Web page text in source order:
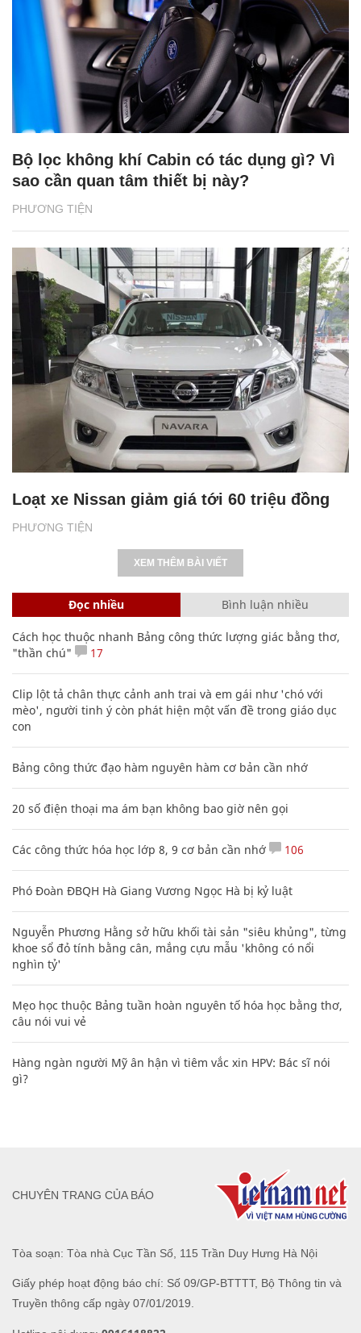
PHƯƠNG TIỆN
Bộ lọc không khí Cabin có tác dụng gì? Vì
sao cần quan tâm thiết bị này?
PHƯƠNG TIỆN
Loạt xe Nissan giảm giá tới 60 triệu đồng
XEM THÊM BÀI VIẾT
Đọc nhiều Bình luận nhiều
Cách học thuộc nhanh Bảng công thức lượng giác bằng thơ,
"thần chú"
17
Clip lột tả chân thực cảnh anh trai và em gái như 'chó với
mèo', người tinh ý còn phát hiện một vấn đề trong giáo dục
con
Bảng công thức đạo hàm nguyên hàm cơ bản cần nhớ
20 số điện thoại ma ám bạn không bao giờ nên gọi
Các công thức hóa học lớp 8, 9 cơ bản cần nhớ 106
Phó Đoàn ĐBQH Hà Giang Vương Ngọc Hà bị kỷ luật
Nguyễn Phương Hằng sở hữu khối tài sản "siêu khủng", từng
khoe sổ đỏ tính bằng cân, mắng cựu mẫu 'không có nổi
nghìn tỷ'
Mẹo học thuộc Bảng tuần hoàn nguyên tố hóa học bằng thơ,
câu nói vui vẻ
Hàng ngàn người Mỹ ân hận vì tiêm vắc xin HPV: Bác sĩ nói
gì?
Tòa soạn: Tòa nhà Cục Tần Số, 115 Trần Duy Hưng Hà Nội
Giấy phép hoạt động báo chí: Số 09/GP-BTTTT, Bộ Thông tin và
Truyền thông cấp ngày 07/01/2019.
CHUYÊN TRANG CỦA BÁO